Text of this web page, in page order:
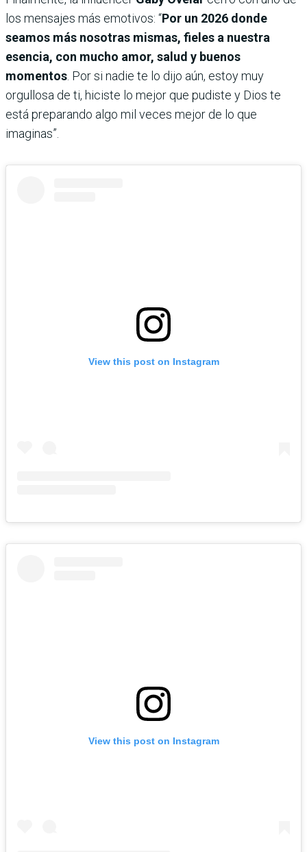
los mensajes más emotivos: “Por un 2026 donde
seamos más nosotras mismas, fieles a nuestra
esencia, con mucho amor, salud y buenos
momentos. Por si nadie te lo dijo aún, estoy muy
orgullosa de ti, hiciste lo mejor que pudiste y Dios te
está preparando algo mil veces mejor de lo que
imaginas”.
View this post on Instagram
View this post on Instagram